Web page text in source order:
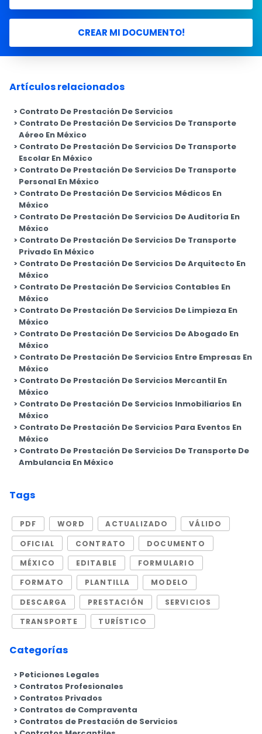
CREAR MI DOCUMENTO!
Artículos relacionados
Contrato De Prestación De Servicios
Contrato De Prestación De Servicios De Transporte
Aéreo En México
Contrato De Prestación De Servicios De Transporte
Escolar En México
Contrato De Prestación De Servicios De Transporte
Personal En México
Contrato De Prestación De Servicios Médicos En
México
Contrato De Prestación De Servicios De Auditoría En
México
Contrato De Prestación De Servicios De Transporte
Privado En México
Contrato De Prestación De Servicios De Arquitecto En
México
Contrato De Prestación De Servicios Contables En
México
Contrato De Prestación De Servicios De Limpieza En
México
Contrato De Prestación De Servicios De Abogado En
México
Contrato De Prestación De Servicios Entre Empresas En
México
Contrato De Prestación De Servicios Mercantil En
México
Contrato De Prestación De Servicios Inmobiliarios En
México
Contrato De Prestación De Servicios Para Eventos En
México
Contrato De Prestación De Servicios De Transporte De
Ambulancia En México
Tags
PDF WORD ACTUALIZADO
VÁLIDO
OFICIAL
CONTRATO
DOCUMENTO
MÉXICO
EDITABLE
FORMULARIO
FORMATO
PLANTILLA
MODELO
DESCARGA
PRESTACIÓN
SERVICIOS
TRANSPORTE
TURÍSTICO
Categorías
Peticiones Legales
Contratos Profesionales
Contratos Privados
Contratos de Compraventa
Contratos de Prestación de Servicios